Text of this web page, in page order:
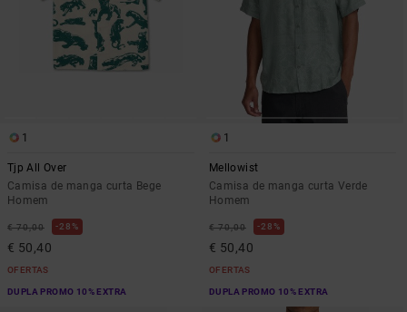
1
Tjp All Over
Camisa de manga curta Bege
Homem
€ 70,00 28%
€ 50,40
OFERTAS
DUPLA PROMO 10% EXTRA
1
Mellowist
Camisa de manga curta Verde
Homem
€ 70,00 28%
€ 50,40
OFERTAS
DUPLA PROMO 10% EXTRA